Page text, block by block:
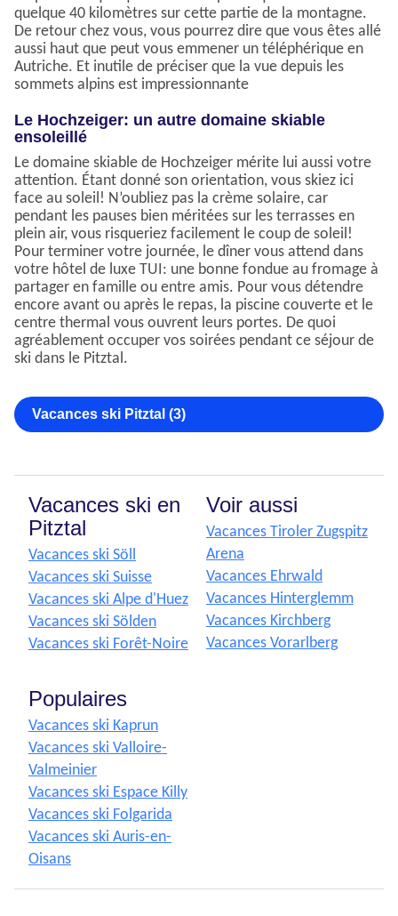
quelque 40 kilomètres sur cette partie de la montagne.
De retour chez vous, vous pourrez dire que vous êtes allé
aussi haut que peut vous emmener un téléphérique en
Autriche. Et inutile de préciser que la vue depuis les
sommets alpins est impressionnante
Le Hochzeiger: un autre domaine skiable
ensoleillé
Le domaine skiable de Hochzeiger mérite lui aussi votre
attention. Étant donné son orientation, vous skiez ici
face au soleil! N’oubliez pas la crème solaire, car
pendant les pauses bien méritées sur les terrasses en
plein air, vous risqueriez facilement le coup de soleil!
Pour terminer votre journée, le dîner vous attend dans
votre hôtel de luxe TUI: une bonne fondue au fromage à
partager en famille ou entre amis. Pour vous détendre
encore avant ou après le repas, la piscine couverte et le
centre thermal vous ouvrent leurs portes. De quoi
agréablement occuper vos soirées pendant ce séjour de
ski dans le Pitztal.
Vacances ski Pitztal (3)
Vacances ski en
Pitztal
Vacances ski Söll
Vacances ski Suisse
Vacances ski Alpe d'Huez
Vacances ski Sölden
Vacances ski Forêt-Noire
Voir aussi
Vacances Tiroler Zugspitz
Arena
Vacances Ehrwald
Vacances Hinterglemm
Vacances Kirchberg
Vacances Vorarlberg
Populaires
Vacances ski Kaprun
Vacances ski Valloire-
Valmeinier
Vacances ski Espace Killy
Vacances ski Folgarida
Vacances ski Auris-en-
Oisans